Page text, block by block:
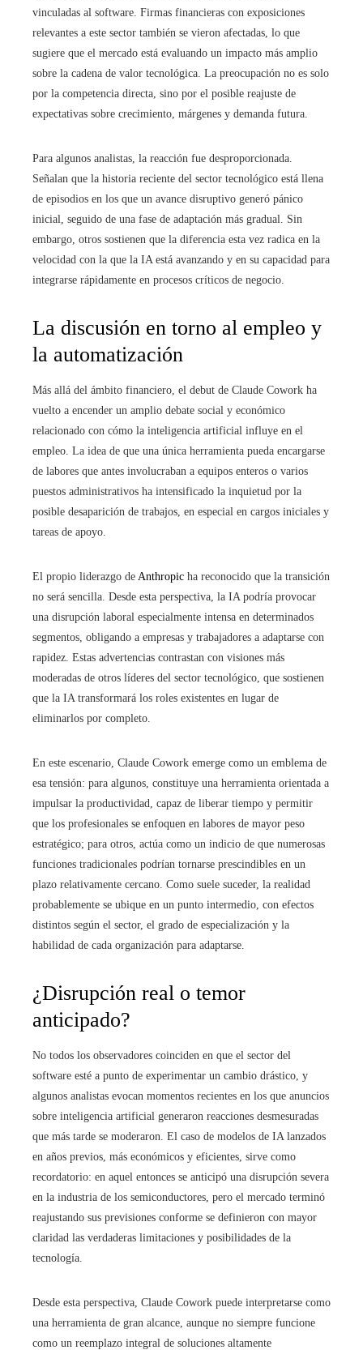
vinculadas al software. Firmas financieras con exposiciones
relevantes a este sector también se vieron afectadas, lo que
sugiere que el mercado está evaluando un impacto más amplio
sobre la cadena de valor tecnológica. La preocupación no es solo
por la competencia directa, sino por el posible reajuste de
expectativas sobre crecimiento, márgenes y demanda futura.
Para algunos analistas, la reacción fue desproporcionada.
Señalan que la historia reciente del sector tecnológico está llena
de episodios en los que un avance disruptivo generó pánico
inicial, seguido de una fase de adaptación más gradual. Sin
embargo, otros sostienen que la diferencia esta vez radica en la
velocidad con la que la IA está avanzando y en su capacidad para
integrarse rápidamente en procesos críticos de negocio.
La discusión en torno al empleo y
la automatización
Más allá del ámbito financiero, el debut de Claude Cowork ha
vuelto a encender un amplio debate social y económico
relacionado con cómo la inteligencia artificial influye en el
empleo. La idea de que una única herramienta pueda encargarse
de labores que antes involucraban a equipos enteros o varios
puestos administrativos ha intensificado la inquietud por la
posible desaparición de trabajos, en especial en cargos iniciales y
tareas de apoyo.
El propio liderazgo de Anthropic ha reconocido que la transición
no será sencilla. Desde esta perspectiva, la IA podría provocar
una disrupción laboral especialmente intensa en determinados
segmentos, obligando a empresas y trabajadores a adaptarse con
rapidez. Estas advertencias contrastan con visiones más
moderadas de otros líderes del sector tecnológico, que sostienen
que la IA transformará los roles existentes en lugar de
eliminarlos por completo.
En este escenario, Claude Cowork emerge como un emblema de
esa tensión: para algunos, constituye una herramienta orientada a
impulsar la productividad, capaz de liberar tiempo y permitir
que los profesionales se enfoquen en labores de mayor peso
estratégico; para otros, actúa como un indicio de que numerosas
funciones tradicionales podrían tornarse prescindibles en un
plazo relativamente cercano. Como suele suceder, la realidad
probablemente se ubique en un punto intermedio, con efectos
distintos según el sector, el grado de especialización y la
habilidad de cada organización para adaptarse.
¿Disrupción real o temor
anticipado?
No todos los observadores coinciden en que el sector del
software esté a punto de experimentar un cambio drástico, y
algunos analistas evocan momentos recientes en los que anuncios
sobre inteligencia artificial generaron reacciones desmesuradas
que más tarde se moderaron. El caso de modelos de IA lanzados
en años previos, más económicos y eficientes, sirve como
recordatorio: en aquel entonces se anticipó una disrupción severa
en la industria de los semiconductores, pero el mercado terminó
reajustando sus previsiones conforme se definieron con mayor
claridad las verdaderas limitaciones y posibilidades de la
tecnología.
Desde esta perspectiva, Claude Cowork puede interpretarse como
una herramienta de gran alcance, aunque no siempre funcione
como un reemplazo integral de soluciones altamente